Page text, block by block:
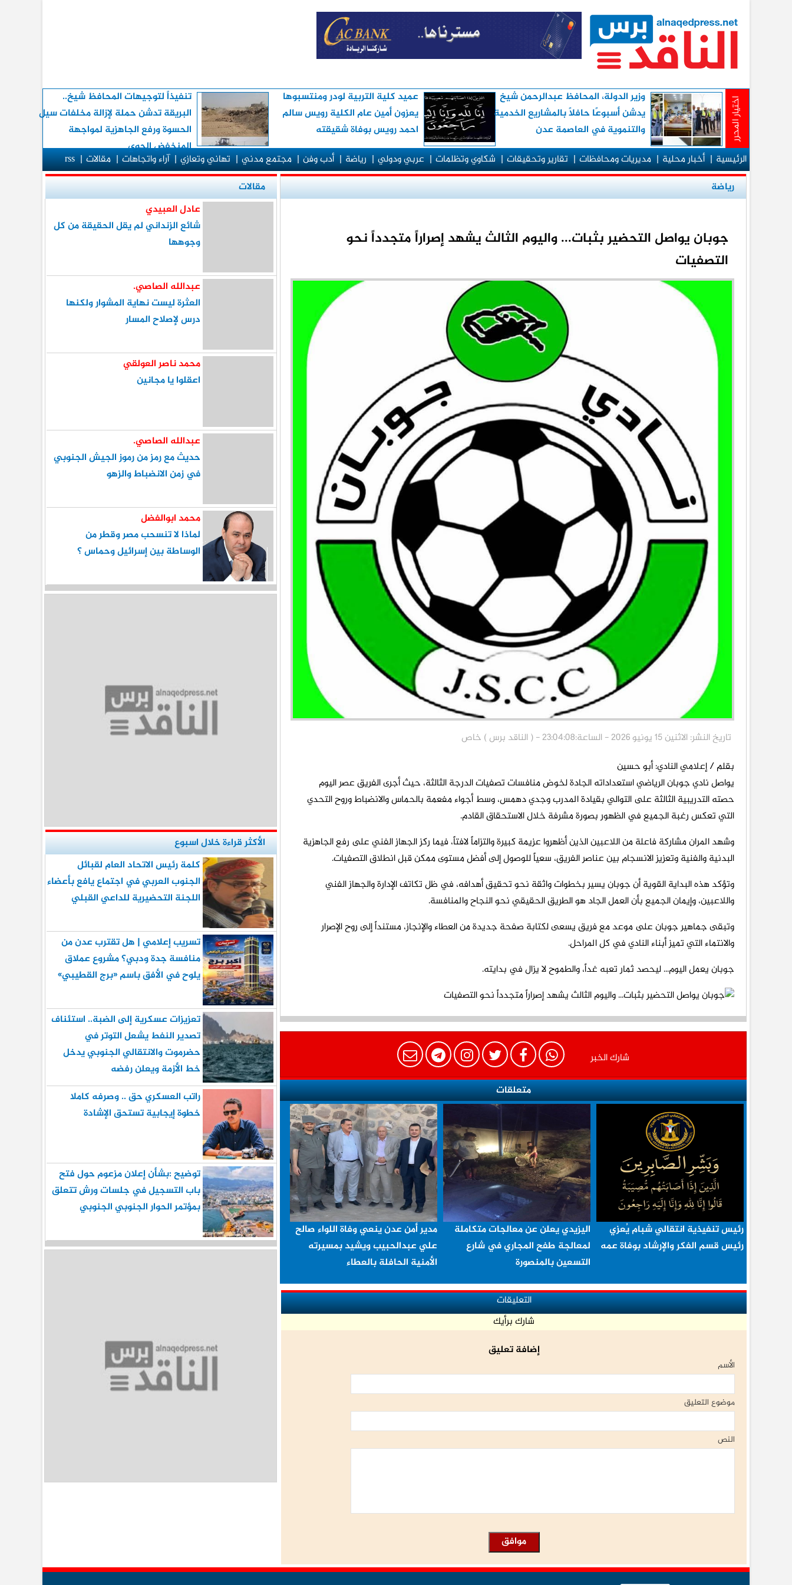
اختيار المحرر
وزير الدولة، المحافظ عبدالرحمن شيخ
يدشن أسبوعًا حافلاً بالمشاريع الخدمية
والتنموية في العاصمة عدن
عميد كلية التربية لودر ومنتسبوها
يعزون أمين عام الكلية رويس سالم
احمد رويس بوفاة شقيقته
تنفيذاً لتوجيهات المحافظ شيخ..
البريقة تدشن حملة لإزالة مخلفات سيل
الحسوة ورفع الجاهزية لمواجهة
المنخفض الجوي
الرئيسية|أخبار محلية|مديريات ومحافظات|تقارير وتحقيقات|شكاوي وتظلمات|عربي ودولي|رياضة|أدب وفن|مجتمع مدني|تهاني وتعازي|آراء واتجاهات|مقالات|
rss
مقالات
عادل العبيدي
شائع الزنداني لم يقل الحقيقة من كل
وجوهها
عبدالله الصاصي.
العثرة ليست نهاية المشوار ولكنها
درس لإصلاح المسار
محمد ناصر العولقي
اعقلوا يا مجانين
عبدالله الصاصي.
حديث مع رمز من رموز الجيش الجنوبي
في زمن الانضباط والزهو
محمد ابوالفضل
لماذا لا تنسحب مصر وقطر من
الوساطة بين إسرائيل وحماس ؟
الأكثر قراءة خلال اسبوع
كلمة رئيس الاتحاد العام لقبائل
الجنوب العربي في اجتماع يافع بأعضاء
اللجنة التحضيرية للداعي القبلي
تسريب إعلامي | هل تقترب عدن من
منافسة جدة ودبي؟ مشروع عملاق
يلوح في الأفق باسم «برج القطيبي»
تعزيزات عسكرية إلى الضبة.. استئناف
تصدير النفط يشعل التوتر في
حضرموت والانتقالي الجنوبي يدخل
خط الأزمة ويعلن رفضه
راتب العسكري حق .. وصرفه كاملا
خطوة إيجابية تستحق الإشادة
توضيح :بشأن إعلان مزعوم حول فتح
باب التسجيل في جلسات ورش تتعلق
بمؤتمر الحوار الجنوبي الجنوبي
رياضة
جوبان يواصل التحضير بثبات... واليوم الثالث يشهد إصراراً متجدداً نحو
التصفيات
تاريخ النشر: الاثنين 15 يونيو 2026 - الساعة:23:04:08 - ( الناقد برس ) خاص
بقلم / إعلامي النادي: أبو حسين
يواصل نادي جوبان الرياضي استعداداته الجادة لخوض منافسات تصفيات الدرجة الثالثة، حيث أجرى الفريق عصر اليوم
حصته التدريبية الثالثة على التوالي بقيادة المدرب وجدي دهمس، وسط أجواء مفعمة بالحماس والانضباط وروح التحدي
التي تعكس رغبة الجميع في الظهور بصورة مشرفة خلال الاستحقاق القادم.
وشهد المران مشاركة فاعلة من اللاعبين الذين أظهروا عزيمة كبيرة والتزاماً لافتاً، فيما ركز الجهاز الفني على رفع الجاهزية
البدنية والفنية وتعزيز الانسجام بين عناصر الفريق، سعياً للوصول إلى أفضل مستوى ممكن قبل انطلاق التصفيات.
وتؤكد هذه البداية القوية أن جوبان يسير بخطوات واثقة نحو تحقيق أهدافه، في ظل تكاتف الإدارة والجهاز الفني
واللاعبين، وإيمان الجميع بأن العمل الجاد هو الطريق الحقيقي نحو النجاح والمنافسة.
وتبقى جماهير جوبان على موعد مع فريق يسعى لكتابة صفحة جديدة من العطاء والإنجاز، مستنداً إلى روح الإصرار
والانتماء التي تميز أبناء النادي في كل المراحل.
جوبان يعمل اليوم... ليحصد ثمار تعبه غداً، والطموح لا يزال في بدايته.
شارك الخبر
متعلقات
رئيس تنفيذية انتقالي شبام يُعزي
رئيس قسم الفكر والإرشاد بوفاة عمه
اليزيدي يعلن عن معالجات متكاملة
لمعالجة طفح المجاري في شارع
التسعين بالمنصورة
مدير أمن عدن ينعي وفاة اللواء صالح
علي عبدالحبيب ويشيد بمسيرته
الأمنية الحافلة بالعطاء
التعليقات
شارك برأيك
إضافة تعليق
الأسم
موضوع التعليق
النص